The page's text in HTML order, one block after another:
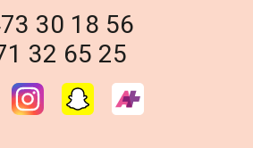
30 18 56
32 65 25